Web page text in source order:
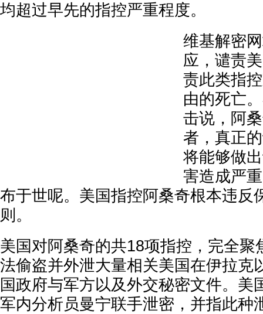
均超过早先的指控严重程度。
维基解密
应，谴责
责此类指
由的死亡
击说，阿
者，真正
将能够做
害造成严
布于世呢。美国指控阿桑奇根本违反
则。
美国对阿桑奇的共18项指控，完全聚
法偷盗并外泄大量相关美国在伊拉克
国政府与军方以及外交秘密文件。美
军内分析员曼宁联手泄密，并指此种